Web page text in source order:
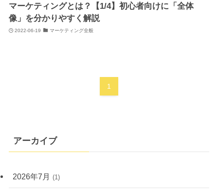
マーケティングとは？【1/4】初心者向けに「全体
像」を分かりやすく解説
2022-06-19 マーケティング全般
1
アーカイブ
2026年7月 (1)